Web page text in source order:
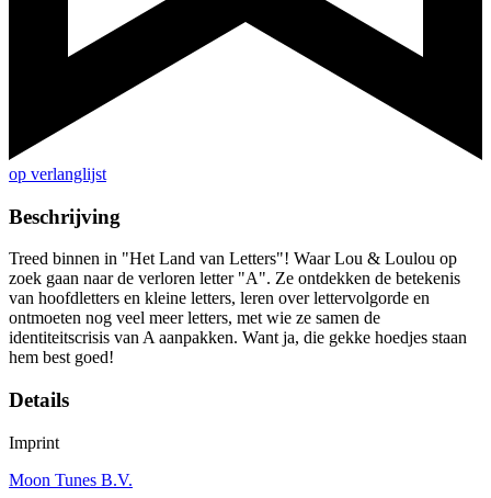
op verlanglijst
Beschrijving
Treed binnen in "Het Land van Letters"! Waar Lou & Loulou op
zoek gaan naar de verloren letter "A". Ze ontdekken de betekenis
van hoofdletters en kleine letters, leren over lettervolgorde en
ontmoeten nog veel meer letters, met wie ze samen de
identiteitscrisis van A aanpakken. Want ja, die gekke hoedjes staan
hem best goed!
Details
Imprint
Moon Tunes B.V.